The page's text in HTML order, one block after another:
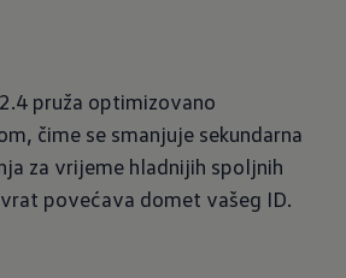
pruža optimizovano
čime se smanjuje sekundarna
za vrijeme hladnijih spoljnih
povećava domet vašeg ID.